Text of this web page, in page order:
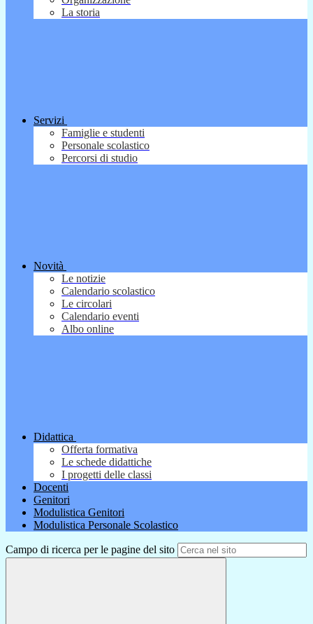
La storia
Servizi
Famiglie e studenti
Personale scolastico
Percorsi di studio
Novità
Le notizie
Calendario scolastico
Le circolari
Calendario eventi
Albo online
Didattica
Offerta formativa
Le schede didattiche
I progetti delle classi
Docenti
Genitori
Modulistica Genitori
Modulistica Personale Scolastico
Campo di ricerca per le pagine del sito